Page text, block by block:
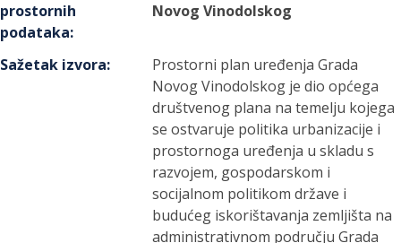
prostornih
podataka:
Novog Vinodolskog
Sažetak izvora:
Prostorni plan uređenja Grada
Novog Vinodolskog je dio općega
društvenog plana na temelju kojega
se ostvaruje politika urbanizacije i
prostornoga uređenja u skladu s
razvojem, gospodarskom i
socijalnom politikom države i
budućeg iskorištavanja zemljišta na
administrativnom području Grada